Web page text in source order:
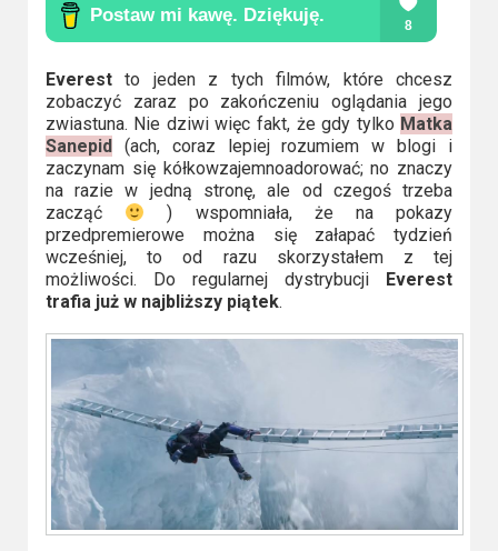
europejskie
Kino
polskie
Komedie
Korea
Południowa
Filmy
oparte
faktach
Thrillery
Streaming
Amazon
Everestto jeden z tych filmów, które chcesz
zobaczyć zaraz po zakończeniu oglądania jego
zwiastuna. Nie dziwi więc fakt, że gdy tylko Matka
Sanepid
(ach, coraz lepiej rozumiem w blogi i
zaczynam się kółkowzajemnoadorować; no znaczy
na razie w jedną stronę, ale od czegoś trzeba
zacząć
) wspomniała, że na pokazy
przedpremierowe można się załapać tydzień
wcześniej, to od razu skorzystałem z tej
możliwości. Do regularnej dystrybucji
Everest
trafia już w najbliższy piątek.